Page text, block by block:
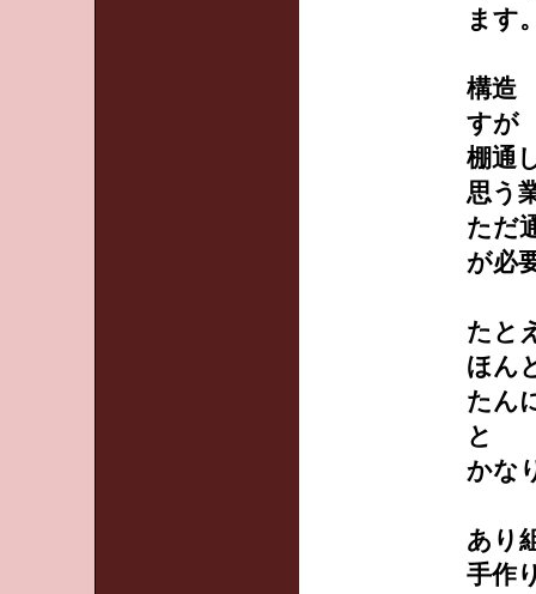
ます
構造
すが
棚通
思う
ただ
が必
たと
ほん
たん
と
かな
あり
手作